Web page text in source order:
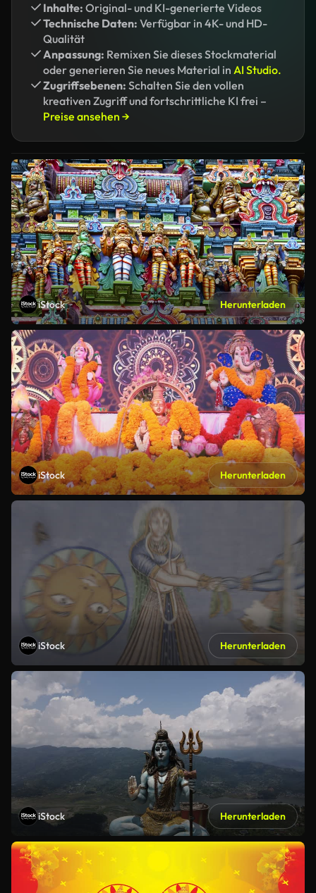
Inhalte: Original- und KI-generierte Videos
Technische Daten: Verfügbar in 4K- und HD-
Qualität
Anpassung: Remixen Sie dieses Stockmaterial
oder generieren Sie neues Material in AI Studio.
Zugriffsebenen: Schalten Sie den vollen
kreativen Zugriff und fortschrittliche KI frei –
Preise ansehen →
iStock Herunterladen
iStock Herunterladen
iStock Herunterladen
iStock Herunterladen